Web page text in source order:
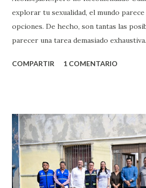
explorar tu sexualidad, el mundo
opciones. De hecho, son tantas las
parecer una tarea demasiado exhaustiva.
partes de ti que jamás hubieras
conoces ni la mitad de lo que deberías
quienes ya han tenido relaciones
o expertas en el tema. Siempre hay
aprender y nuevas experiencias que
chica y aún no has tenido relaciones
COMPARTIR 1 COMENTARIO